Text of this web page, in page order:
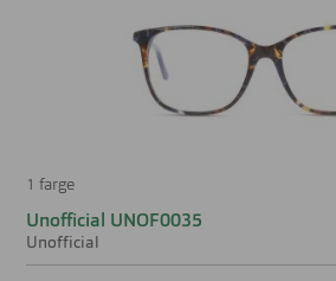
1 farge
Unofficial UNOF0035
Unofficial